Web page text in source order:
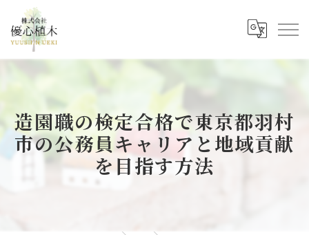
造園職の検定合格で東京都羽村
市の公務員キャリアと地域貢献
を目指す方法